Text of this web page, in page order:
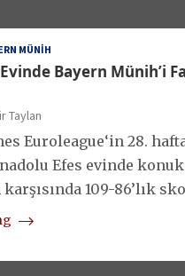
MÜNIH
Bayern Münih’i
Taylan
Euroleague‘in 28.
Efes evinde
109-86’lık